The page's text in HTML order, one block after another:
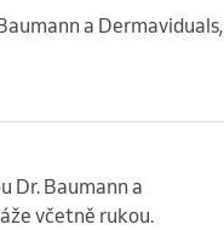
a Dermaviduals,
Dr. Baumann a
včetně rukou.